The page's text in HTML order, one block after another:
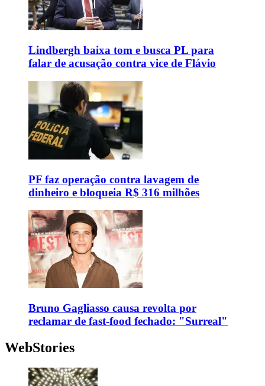
Lindbergh baixa tom e busca PL para
falar de acusação contra vice de Flávio
PF faz operação contra lavagem de
dinheiro e bloqueia R$ 316 milhões
Bruno Gagliasso causa revolta por
reclamar de fast-food fechado: "Surreal"
WebStories